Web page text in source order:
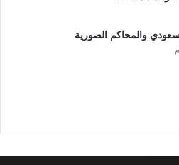
والمحاكم الصورية